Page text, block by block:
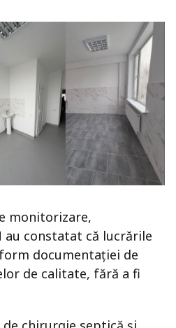
monitorizare,
au constatat că lucrările
documentației de
de calitate, fără a fi